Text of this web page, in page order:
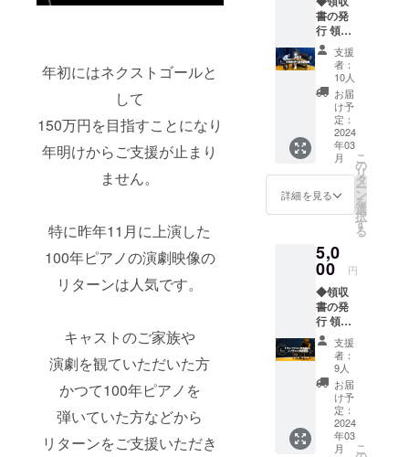
年初にはネクストゴールと
して
150万円を目指すことになり
年明けからご支援が止まり
ません。
特に昨年11月に上演した
100年ピアノの演劇映像の
リターンは人気です。
キャストのご家族や
演劇を観ていただいた方
かつて100年ピアノを
弾いていた方などから
リターンをご支援いただき
による
ミュー
ジカル
「時と
共に響
け」奏
とピア
ノ物語
の フル
バー
ジョン
映像を
配信も
しま
す。 カ
で撮影
された
映像
で、あ
の感動
を何度
でもお
楽しみ
いただ
けま
す。 ・
書の発
行 領収
書に記
載する
お名前
を備考
欄にご
記入く
ださ
い。 ◆
お礼状
送付 お
礼状の
送付先
を備考
欄にご
記入く
ださ
い。
◆100年
ピアノ
のHPに
お名前
掲載(希
望制)
100年ピ
アノの
HP：
支援
者：
10人
お届
け予
定：
2024
年03
月
詳細を見る
こ
の
リ
タ
ー
ン
を
選
択
す
る
5,0
00 円
◆領収
書の発
行 領収
書に記
載する
お名前
を備考
欄にご
記入く
ださ
い。 ◆
お礼状
支援
者：
9人
お届
け予
定：
2024
年03
月
こ